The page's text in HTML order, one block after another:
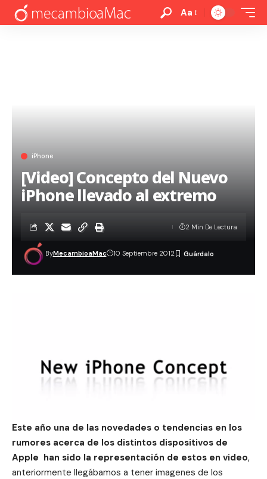
Aa
iPhone
[Video] Concepto del Nuevo
iPhone llevado al extremo
ByMecambioaMac 10 Septiembre 2012
2 Min De Lectura
Este año una de las novedades o tendencias en los
rumores acerca de los distintos dispositivos de
Apple han sido la representación de estos en video,
anteriormente llegábamos a tener imagenes de los